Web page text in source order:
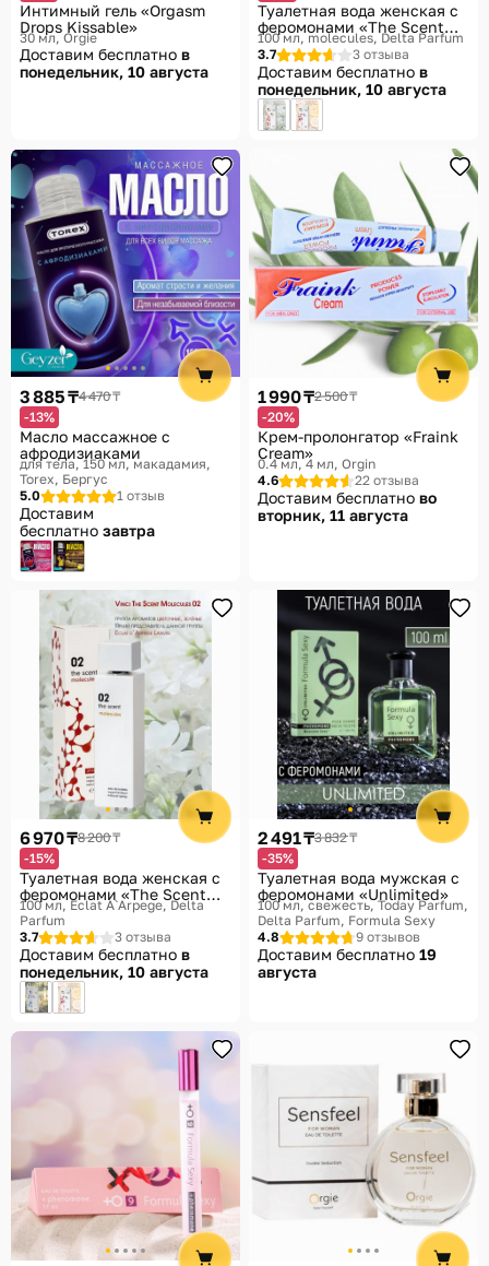
Интимный гель «Orgasm
Drops Kissable»
30 мл Orgie
Доставим бесплатно в
понедельник, 10 августа
Туалетная вода женская с
феромонами «The Scent
Molecules 01»
100 мл, molecules Delta Parfum
3.7
3 отзыва
Доставим бесплатно в
понедельник, 10 августа
3 885 ₸4 470 ₸
-13%
Масло массажное с
афродизиаками
для тела, 150 мл, макадамия
Torex, Бергус
5.0
1 отзыв
Доставим
бесплатно завтра
1 990 ₸2 500 ₸
-20%
Крем-пролонгатор «Fraink
Cream»
0.4 мл, 4 мл Orgin
4.6
22 отзыва
Доставим бесплатно во
вторник, 11 августа
6 970 ₸8 200 ₸
-15%
Туалетная вода женская с
феромонами «The Scent
Molecules 02»
100 мл, Eclat A`Arpege Delta
Parfum
3.7
3 отзыва
Доставим бесплатно в
понедельник, 10 августа
2 491 ₸3 832 ₸
-35%
Туалетная вода мужская с
феромонами «Unlimited»
100 мл, свежесть Today Parfum,
Delta Parfum, Formula Sexy
4.8
9 отзывов
Доставим бесплатно 19
августа